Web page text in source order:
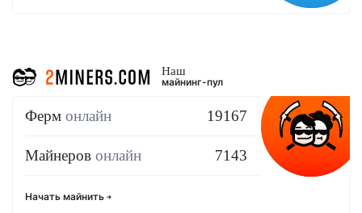
Наш
майнинг-пул
Ферм онлайн 19167
Майнеров онлайн 7143
Начать майнить